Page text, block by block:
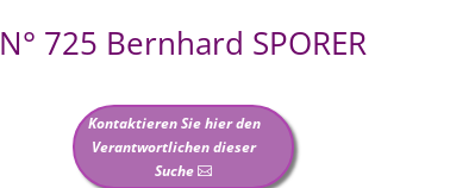
N° 725 Bernhard SPORER
Kontaktieren Sie hier den
Verantwortlichen dieser
Suche